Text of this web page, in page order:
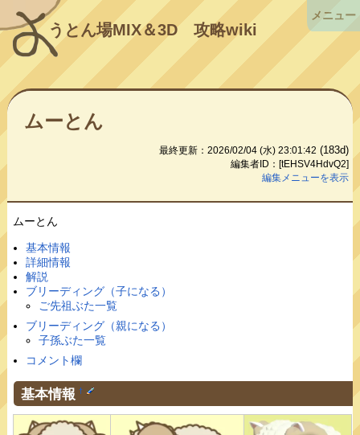
うとん場MIX＆3D攻略wiki
ムーとん
最終更新：2026/02/04 (水) 23:01:42 (183d)
編集者ID：[tEHSV4HdvQ2]
編集メニューを表示
ムーとん
基本情報
詳細情報
解説
ブリーディング（子になる）
ご先祖ぶた一覧
ブリーディング（親になる）
子孫ぶた一覧
コメント欄
基本情報 †
メニュー